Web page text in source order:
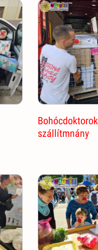
szállítmnány